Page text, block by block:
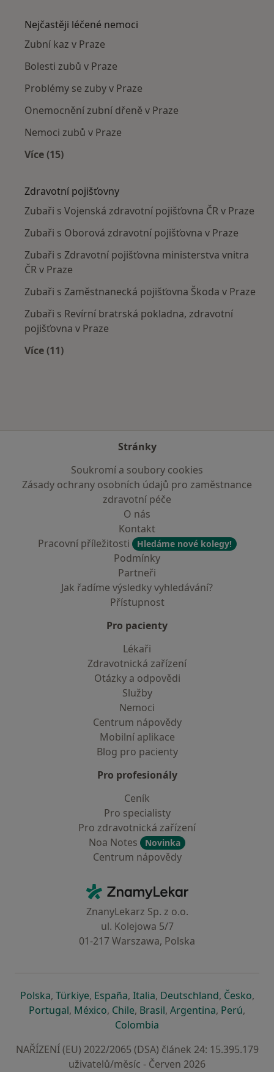
Nejčastěji léčené nemoci
Zubní kaz v Praze
Bolesti zubů v Praze
Problémy se zuby v Praze
Onemocnění zubní dřeně v Praze
Nemoci zubů v Praze
Více (15)
Zdravotní pojišťovny
Zubaři s Vojenská zdravotní pojišťovna ČR v Praze
Zubaři s Oborová zdravotní pojišťovna v Praze
Zubaři s Zdravotní pojišťovna ministerstva vnitra
ČR v Praze
Zubaři s Zaměstnanecká pojišťovna Škoda v Praze
Zubaři s Revírní bratrská pokladna, zdravotní
pojišťovna v Praze
Více (11)
Stránky
Soukromí a soubory cookies
Zásady ochrany osobních údajů pro zaměstnance
zdravotní péče
O nás
Kontakt
Pracovní příležitosti
Hledáme nové kolegy!
Podmínky
Partneři
Jak řadíme výsledky vyhledávání?
Přístupnost
Pro pacienty
Lékaři
Zdravotnická zařízení
Otázky a odpovědi
Služby
Nemoci
Centrum nápovědy
Mobilní aplikace
Blog pro pacienty
Pro profesionály
Ceník
Pro specialisty
Pro zdravotnická zařízení
Noa Notes
Novinka
Centrum nápovědy
ZnamyLekar - Hlavní stránka
ZnanyLekarz Sp. z o.o.
ul. Kolejowa 5/7
01-217 Warszawa, Polska
Polskase otevře v nové záložce
, Türkiyese otevře v nové záložce
, Españase otevře v nové záložce
, Italiase otevře v nové záložce
, Deutschlandse otevře v
, Českose
,
Portugalse otevře v nové záložce
, Méxicose otevře v nové záložce
, Chilese otevře v nové záložce
, Brasilse otevře v nové
, Argentinase otevře v
, Perúse
,
Colombia
NAŘÍZENÍ (EU) 2022/2065 (DSA) článek 24: 15.395.179
uživatelů/měsíc - Červen 2026